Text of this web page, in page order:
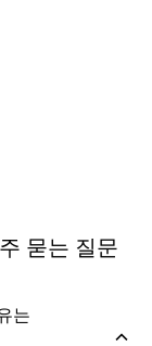
묻는 질문
는